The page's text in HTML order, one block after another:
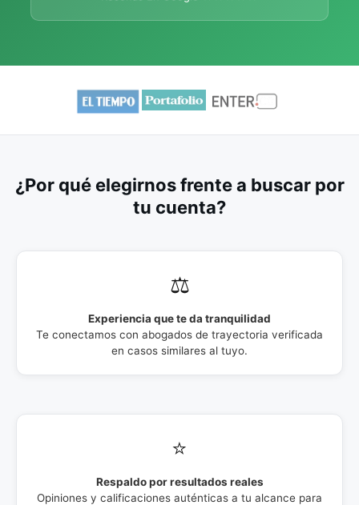
¿Por qué elegirnos frente a buscar por
tu cuenta?
⚖️
Experiencia que te da tranquilidad
Te conectamos con abogados de trayectoria verificada
en casos similares al tuyo.
⭐
Respaldo por resultados reales
Opiniones y calificaciones auténticas a tu alcance para